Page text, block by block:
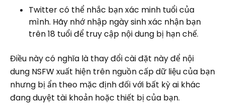
Twitter có thể nhắc bạn xác minh tuổi của
mình. Hãy nhớ nhập ngày sinh xác nhận bạn
trên 18 tuổi để truy cập nội dung bị hạn chế.
Điều này có nghĩa là thay đổi cài đặt này để nội
dung NSFW xuất hiện trên nguồn cấp dữ liệu của bạn
nhưng bị ẩn theo mặc định đối với bất kỳ ai khác
đang duyệt tài khoản hoặc thiết bị của bạn.